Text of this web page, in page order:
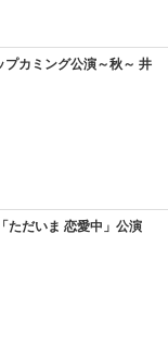
プカミング公演～秋～ 井
ただいま 恋愛中」公演